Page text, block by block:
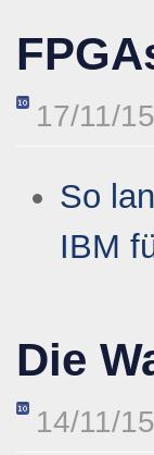
17/11/
So
IBM
Die
14/11/